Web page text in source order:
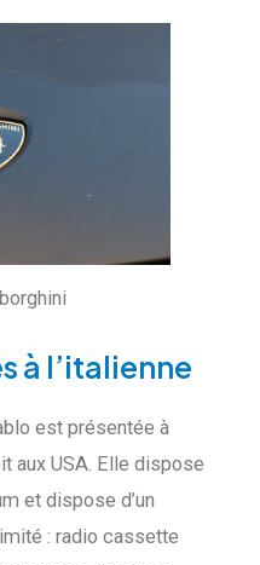
à l’italienne
est présentée à
aux USA. Elle dispose
et dispose d’un
: radio cassette